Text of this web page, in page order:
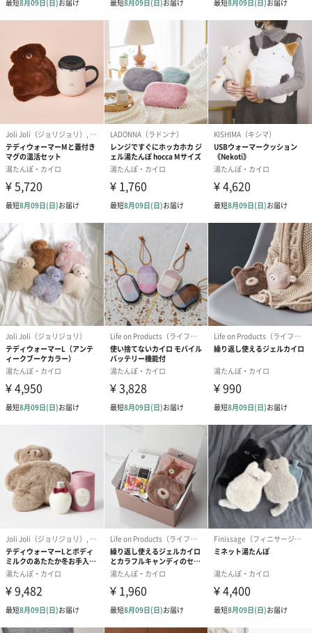
電源
AC100V 50/60Hz
消費電力
コード長
75cm
蓄熱剤
水
充電時間
約15分
連続使用時間
約3時間～7時間